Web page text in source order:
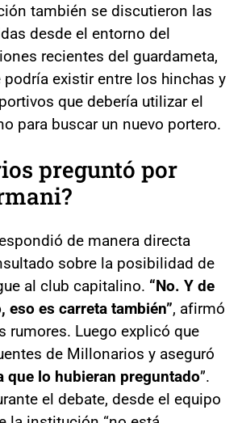
también se discutieron las
desde el entorno del
recientes del guardameta,
podría existir entre los hinchas y
que debería utilizar el
para buscar un nuevo portero.
preguntó por
de manera directa
sobre la posibilidad de
al club capitalino. “No. Y de
eso es carreta también”, afirmó
rumores. Luego explicó que
de Millonarios y aseguró
que lo hubieran preguntado”.
el debate, desde el equipo